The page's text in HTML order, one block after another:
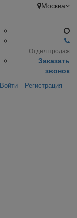
Москва
Отдел продаж
Заказать
звонок
Войти Регистрация